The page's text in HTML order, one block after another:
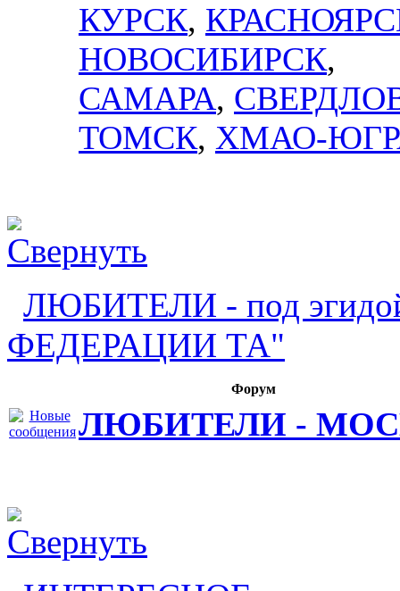
КУРСК,
НОВОСИБИРСК,
САМАРА,
ТОМСК, ХМАО-
ЛЮБИТЕЛИ - под
ФЕДЕРАЦИИ ТА"
Форум
ЛЮБИТЕЛИ -